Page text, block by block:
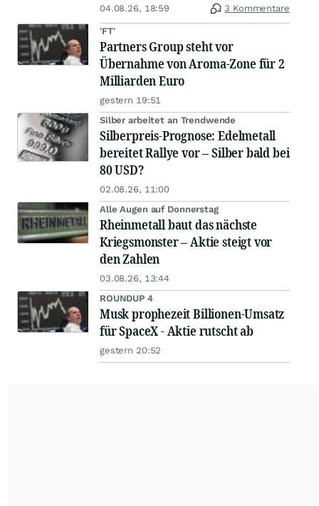
04.08.26, 18:59 3 Kommentare
'FT'
Partners Group steht vor
Übernahme von Aroma-Zone für 2
Milliarden Euro
gestern 19:51
Silber arbeitet an Trendwende
Silberpreis-Prognose: Edelmetall
bereitet Rallye vor – Silber bald bei
80 USD?
02.08.26, 11:00
Alle Augen auf Donnerstag
Rheinmetall baut das nächste
Kriegsmonster – Aktie steigt vor
den Zahlen
03.08.26, 13:44
ROUNDUP 4
Musk prophezeit Billionen-Umsatz
für SpaceX - Aktie rutscht ab
gestern 20:52